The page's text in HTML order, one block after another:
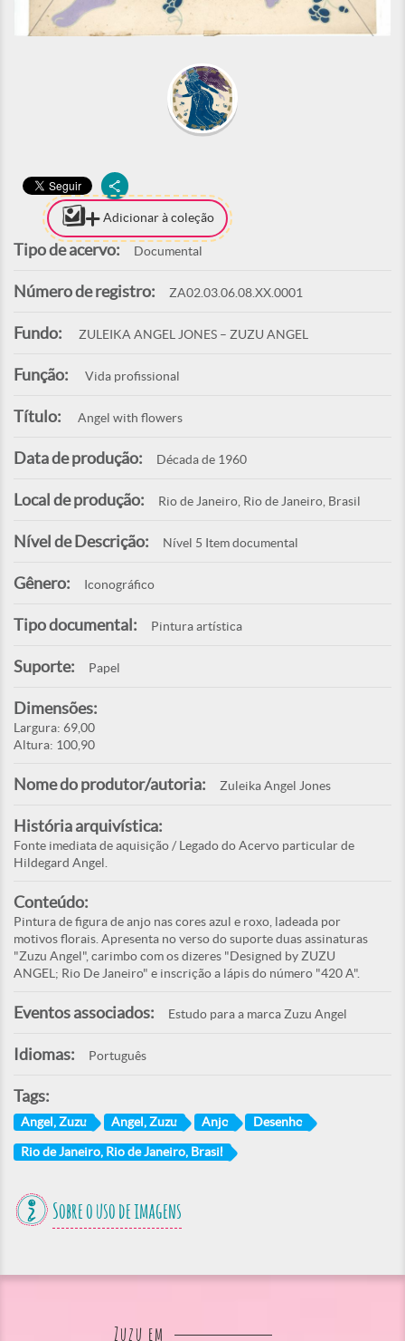
Adicionar à coleção
Tipo de acervo: Documental
Número de registro: ZA02.03.06.08.XX.0001
Fundo: ZULEIKA ANGEL JONES – ZUZU ANGEL
Função: Vida profissional
Título: Angel with flowers
Data de produção: Década de 1960
Local de produção: Rio de Janeiro, Rio de Janeiro, Brasil
Nível de Descrição: Nível 5 Item documental
Gênero: Iconográfico
Tipo documental: Pintura artística
Suporte: Papel
Dimensões:
Largura: 69,00
Altura: 100,90
Nome do produtor/autoria: Zuleika Angel Jones
História arquivística:
Fonte imediata de aquisição / Legado do Acervo particular de
Hildegard Angel.
Conteúdo:
Pintura de figura de anjo nas cores azul e roxo, ladeada por
motivos florais. Apresenta no verso do suporte duas assinaturas
"Zuzu Angel", carimbo com os dizeres "Designed by ZUZU
ANGEL; Rio De Janeiro" e inscrição a lápis do número "420 A".
Eventos associados: Estudo para a marca Zuzu Angel
Idiomas: Português
Tags:
Angel, Zuzu Angel, Zuzu Anjo Desenho
Rio de Janeiro, Rio de Janeiro, Brasil
Sobre o uso de imagens
Zuzu em